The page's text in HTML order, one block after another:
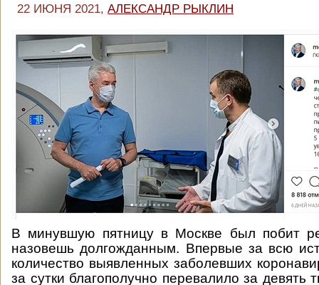
22 ИЮНЯ 2021, АЛЕКСАНДР РЫКЛИН
В минувшую пятницу в Москве был побит
назовешь долгожданным. Впервые за всю
количество выявленных заболевших
за сутки благополучно перевалило за девять